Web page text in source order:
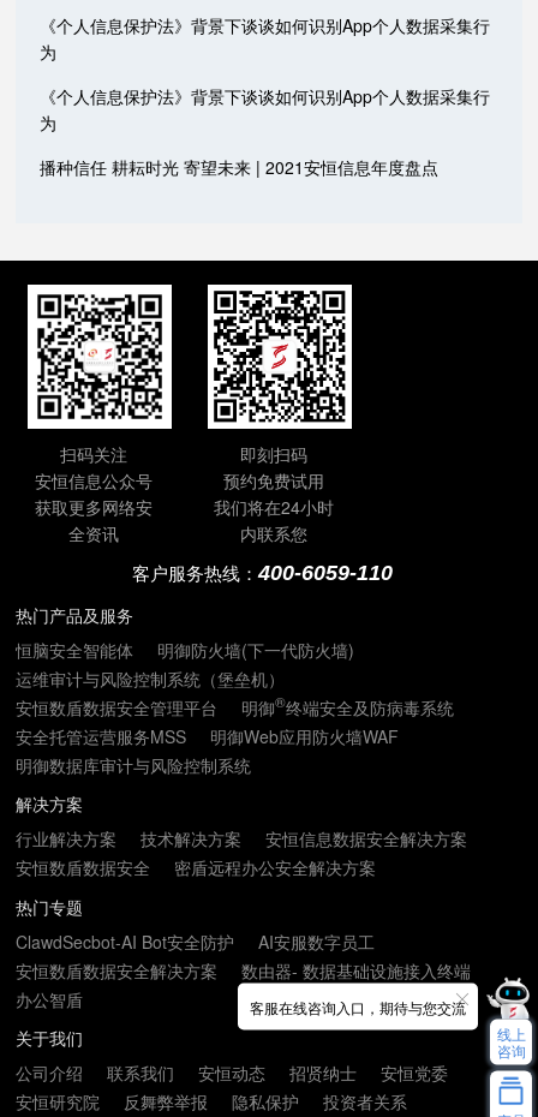
《个人信息保护法》背景下谈谈如何识别App个人数据采集行
为
《个人信息保护法》背景下谈谈如何识别App个人数据采集行
为
播种信任 耕耘时光 寄望未来 | 2021安恒信息年度盘点
扫码关注
安恒信息公众号
获取更多网络安
全资讯
即刻扫码
预约免费试用
我们将在24小时
内联系您
客户服务热线：400-6059-110
热门产品及服务
恒脑安全智能体
明御防火墙(下一代防火墙)
运维审计与风险控制系统（堡垒机）
安恒数盾数据安全管理平台
明御®终端安全及防病毒系统
安全托管运营服务MSS
明御Web应用防火墙WAF
明御数据库审计与风险控制系统
解决方案
行业解决方案
技术解决方案
安恒信息数据安全解决方案
安恒数盾数据安全
密盾远程办公安全解决方案
热门专题
ClawdSecbot-AI Bot安全防护
AI安服数字员工
安恒数盾数据安全解决方案
数由器- 数据基础设施接入终端
办公智盾
关于我们
公司介绍
联系我们 安恒动态 招贤纳士
安恒党委
安恒研究院
反舞弊举报 隐私保护 投资者关系
客服在线咨询入口，期待与您交流
线上
咨询